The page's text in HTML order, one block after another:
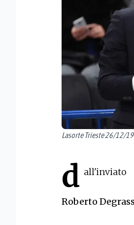
Lasorte Trieste 26/12/
d all'inviato
Roberto